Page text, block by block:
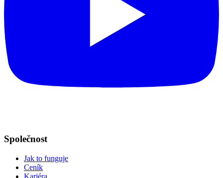
Společnost
Jak to funguje
Ceník
Kariéra